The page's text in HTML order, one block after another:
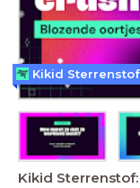
Kikid
Kikid Sterrenstof